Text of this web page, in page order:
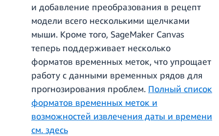
и добавление преобразования в рецепт
модели всего несколькими щелчками
мыши. Кроме того, SageMaker Canvas
теперь поддерживает несколько
форматов временных меток, что упрощает
работу с данными временных рядов для
прогнозирования проблем. Полный список
форматов временных меток и
возможностей извлечения даты и времени
см. здесь